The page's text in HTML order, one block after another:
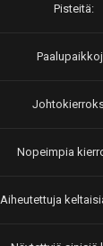
Pisteitä:
Nopeimpia
Aiheutettuja